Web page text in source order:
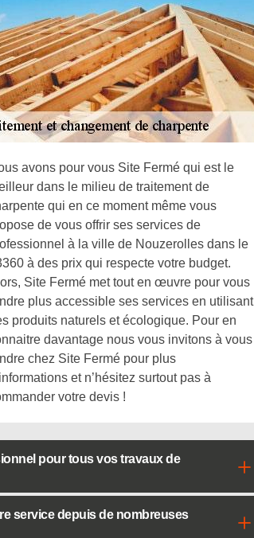
avons pour vous Site Fermé qui est le
dans le milieu de traitement de
qui en ce moment même vous
de vous offrir ses services de
à la ville de Nouzerolles dans le
à des prix qui respecte votre budget.
Site Fermé met tout en œuvre pour vous
plus accessible ses services en utilisant
produits naturels et écologique. Pour en
davantage nous vous invitons à vous
chez Site Fermé pour plus
et n’hésitez surtout pas à
votre devis !
pour tous vos travaux de
service depuis de nombreuses